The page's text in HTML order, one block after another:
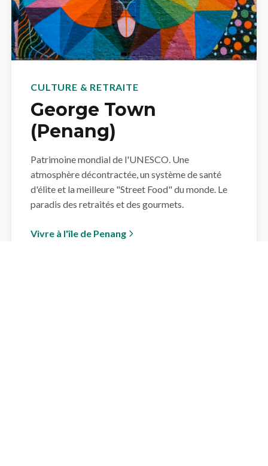
CULTURE & RETRAITE
George Town
(Penang)
Patrimoine mondial de l'UNESCO. Une
atmosphère décontractée, un système de santé
d'élite et la meilleure "Street Food" du monde. Le
paradis des retraités et des gourmets.
Vivre à l'île de Penang